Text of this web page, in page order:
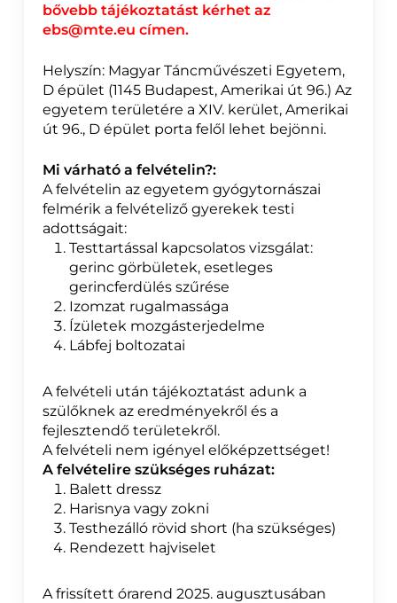
bővebb tájékoztatást kérhet az
ebs@mte.eu címen.
Helyszín: Magyar Táncművészeti Egyetem,
D épület (1145 Budapest, Amerikai út 96.) Az
egyetem területére a XIV. kerület, Amerikai
út 96., D épület porta felől lehet bejönni.
Mi várható a felvételin?:
A felvételin az egyetem gyógytornászai
felmérik a felvételiző gyerekek testi
adottságait:
Testtartással kapcsolatos vizsgálat:
gerinc görbületek, esetleges
gerincferdülés szűrése
Izomzat rugalmassága
Ízületek mozgásterjedelme
Lábfej boltozatai
A felvételi után tájékoztatást adunk a
szülőknek az eredményekről és a
fejlesztendő területekről.
A felvételi nem igényel előképzettséget!
A felvételire szükséges ruházat:
Balett dressz
Harisnya vagy zokni
Testhezálló rövid short (ha szükséges)
Rendezett hajviselet
A frissített órarend 2025. augusztusában